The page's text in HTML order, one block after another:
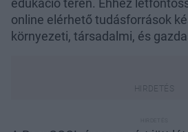
edukáció terén. Ehhez
online elérhető tudásforrások
környezeti, társadalmi, és